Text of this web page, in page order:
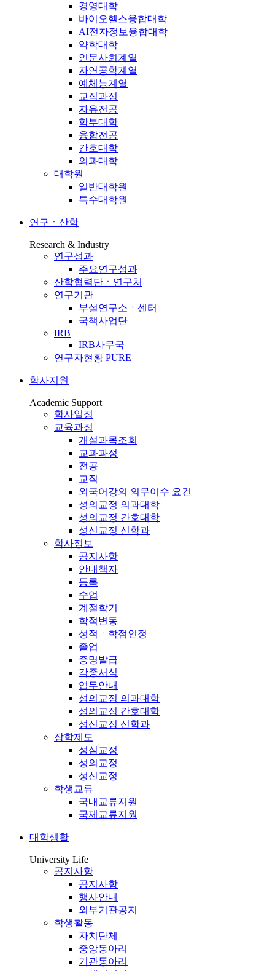
경영대학
바이오헬스융합대학
AI전자정보융합대학
약학대학
인문사회계열
자연공학계열
예체능계열
교직과정
자유전공
학부대학
융합전공
간호대학
의과대학
대학원
일반대학원
특수대학원
연구ㆍ산학
Research & Industry
연구성과
주요연구성과
산학협력단ㆍ연구처
연구기관
부설연구소ㆍ센터
국책사업단
IRB
IRB사무국
연구자현황 PURE
학사지원
Academic Support
학사일정
교육과정
개설과목조회
교과과정
전공
교직
외국어강의 의무이수 요건
성의교정 의과대학
성의교정 간호대학
성신교정 신학과
학사정보
공지사항
안내책자
등록
수업
계절학기
학적변동
성적ㆍ학점인정
졸업
증명발급
각종서식
업무안내
성의교정 의과대학
성의교정 간호대학
성신교정 신학과
장학제도
성심교정
성의교정
성신교정
학생교류
국내교류지원
국제교류지원
대학생활
University Life
공지사항
공지사항
행사안내
외부기관공지
학생활동
자치단체
중앙동아리
기관동아리